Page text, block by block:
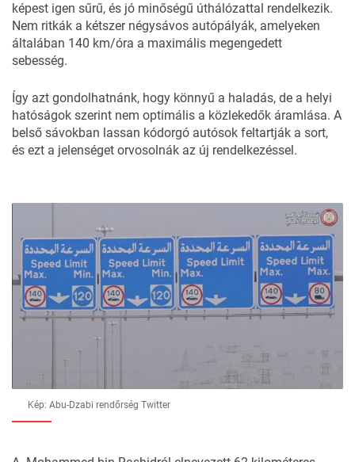
képest igen sűrű, és jó minőségű úthálózattal rendelkezik.
Nem ritkák a kétszer négysávos autópályák, amelyeken
általában 140 km/óra a maximális megengedett
sebesség.
Így azt gondolhatnánk, hogy könnyű a haladás, de a helyi
hatóságok szerint nem optimális a közlekedők áramlása. A
belső sávokban lassan kódorgó autósok feltartják a sort,
és ezt a jelenséget orvosolnák az új rendelkezéssel.
Kép: Abu-Dzabi rendőrség Twitter